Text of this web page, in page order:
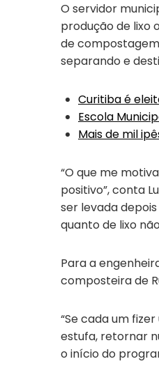
O servidor
produção de lixo
de
separando e
Curitiba é
Escola
Mais de mil
“O que me
positivo”, conta
ser levada
quanto de lixo
Para a
composteira de
“Se cada um
estufa, retornar
o início do